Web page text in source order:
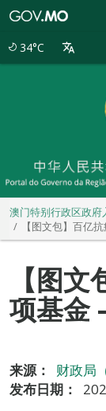
34°C
澳门特别行政区政府
【图文包】百亿
【图
项基金
来源：
财政局
发布日期：